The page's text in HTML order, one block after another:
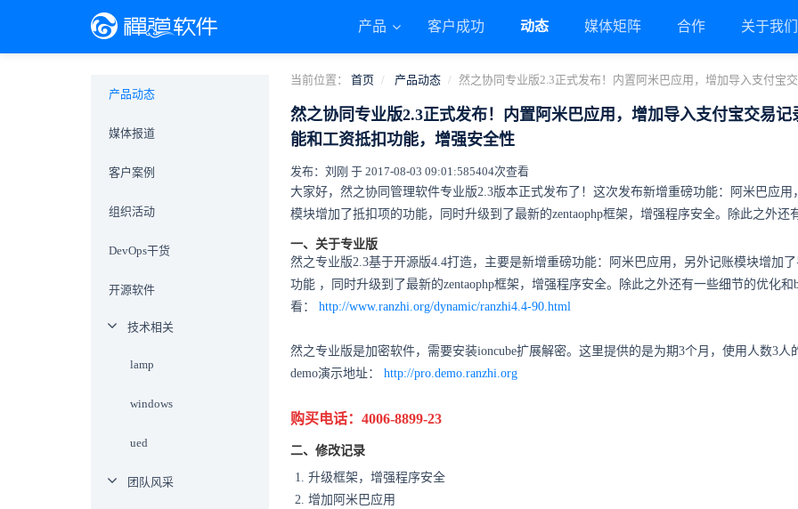
产品 客户成功 动态 媒体矩阵 合作 关于我
当前位置： 首页 产品动态 然之协同专业版2.3正式发布！内置阿米巴应用，增加导入支付宝
然之协同专业版2.3正式发布！内置阿米巴应用，增加导入支付宝交易记
能和工资抵扣功能，增强安全性
发布：刘刚 于 2017-08-03 09:01:585404次查看
大家好，然之协同管理软件专业版2.3版本正式发布了！这次发布新增重磅功能：阿米巴应
模块增加了抵扣项的功能，同时升级到了最新的zentaophp框架，增强程序安全。除此之外还
一、关于专业版
然之专业版2.3基于开源版4.4打造，主要是新增重磅功能：阿米巴应用，另外记账模块增加
功能 ，同时升级到了最新的zentaophp框架，增强程序安全。除此之外还有一些细节的优化
看： http://www.ranzhi.org/dynamic/ranzhi4.4-90.html
然之专业版是加密软件，需要安装ioncube扩展解密。这里提供的是为期3个月，使用人数3
demo演示地址： http://pro.demo.ranzhi.org
购买电话：4006-8899-23
二、修改记录
升级框架，增强程序安全
增加阿米巴应用
产品动态
媒体报道
客户案例
组织活动
DevOps干货
开源软件
技术相关
lamp
windows
ued
团队风采